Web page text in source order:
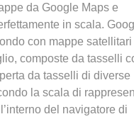
da Google Maps e
in scala.
con mappe
composte da tasselli
da tasselli di diverse
la scala di
del navigatore di